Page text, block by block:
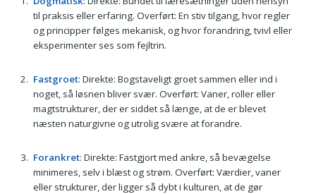
til praksis eller erfaring. Overført: En stiv tilgang, hvor regler
og principper følges mekanisk, og hvor forandring, tvivl eller
eksperimenter ses som fejltrin.
Fastgroet: Direkte: Bogstaveligt groet sammen eller ind i
noget, så løsnen bliver svær. Overført: Vaner, roller eller
magtstrukturer, der er siddet så længe, at de er blevet
næsten naturgivne og utrolig svære at forandre.
Forankret: Direkte: Fastgjort med ankre, så bevægelse
minimeres, selv i blæst og strøm. Overført: Værdier, vaner
eller strukturer, der ligger så dybt i kulturen, at de gør